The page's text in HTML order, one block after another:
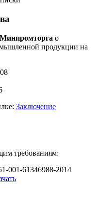
о
продукции на
Заключение
требованиям:
001-61346988-2014